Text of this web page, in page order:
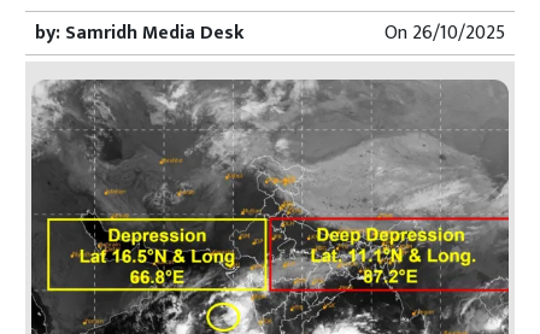
by:Samridh Media Desk On26/10/2025